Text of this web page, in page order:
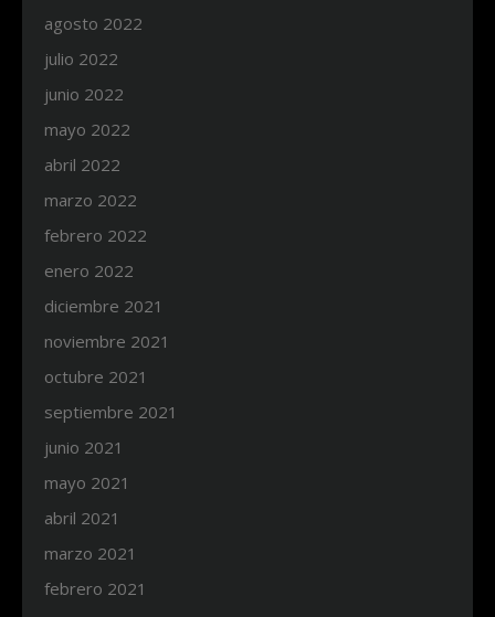
agosto 2022
julio 2022
junio 2022
mayo 2022
abril 2022
marzo 2022
febrero 2022
enero 2022
diciembre 2021
noviembre 2021
octubre 2021
septiembre 2021
junio 2021
mayo 2021
abril 2021
marzo 2021
febrero 2021